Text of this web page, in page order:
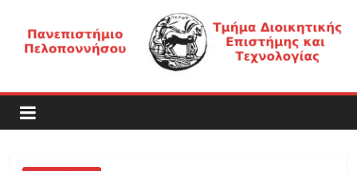
περιεχόμενο
Τ
μ